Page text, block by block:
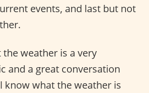
events, and last but not
weather is a very
and a great conversation
know what the weather is